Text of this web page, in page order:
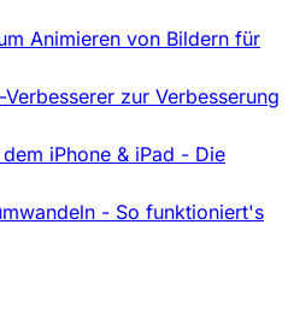
Animieren von Bildern für
zur Verbesserung
iPhone & iPad - Die
- So funktioniert's